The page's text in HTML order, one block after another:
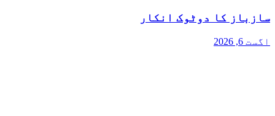
سازباز کا دوٹوک انکار
اگست 6, 2026